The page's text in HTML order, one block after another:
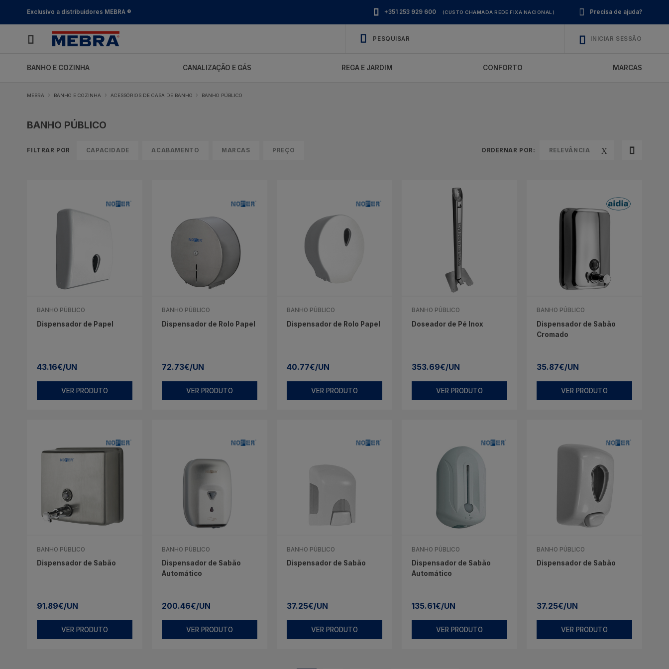
SHOP_CATEGORY_NAME
profissionais
com
permanente
Exclusivo a distribuidores MEBRA ® Precisa de ajuda?
+351 253 929 600 (CUSTO CHAMADA REDE FIXA NACIONAL)
INICIAR SESSÃO
BANHO E COZINHA CANALIZAÇÃO E GÁS REGA E JARDIM CONFORTO MARCAS
MEBRA BANHO E COZINHA ACESSÓRIOS DE CASA DE BANHO BANHO PÚBLICO
BANHO PÚBLICO
FILTRAR POR CAPACIDADE ACABAMENTO MARCAS PREÇO ORDERNAR POR: RELEVÂNCIA
BANHO PÚBLICO
Dispensador de Papel
43.16€/UN
VER PRODUTO
BANHO PÚBLICO
Dispensador de Rolo Papel
72.73€/UN
VER PRODUTO
BANHO PÚBLICO
Dispensador de Rolo Papel
40.77€/UN
VER PRODUTO
BANHO PÚBLICO
Doseador de Pé Inox
353.69€/UN
VER PRODUTO
BANHO PÚBLICO
Dispensador de Sabão
Cromado
35.87€/UN
VER PRODUTO
BANHO PÚBLICO
Dispensador de Sabão
91.89€/UN
VER PRODUTO
BANHO PÚBLICO
Dispensador de Sabão
Automático
200.46€/UN
VER PRODUTO
BANHO PÚBLICO
Dispensador de Sabão
37.25€/UN
VER PRODUTO
BANHO PÚBLICO
Dispensador de Sabão
Automático
135.61€/UN
VER PRODUTO
BANHO PÚBLICO
Dispensador de Sabão
37.25€/UN
VER PRODUTO